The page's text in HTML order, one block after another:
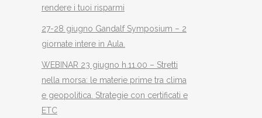
rendere i tuoi risparmi
27-28 giugno Gandalf Symposium – 2
giornate intere in Aula.
WEBINAR 23 giugno h.11.00 – Stretti
nella morsa: le materie prime tra clima
e geopolitica. Strategie con certificati e
ETC